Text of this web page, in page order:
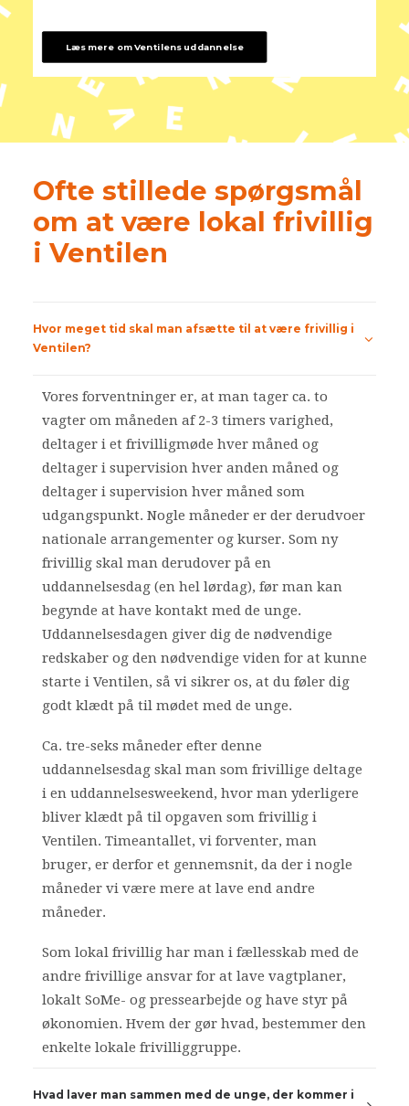
Læs mere om Ventilens uddannelse
Ofte stillede spørgsmål
om at være lokal frivillig
i Ventilen
Hvor meget tid skal man afsætte til at være frivillig i
Ventilen?
Vores forventninger er, at man tager ca. to
vagter om måneden af 2-3 timers varighed,
deltager i et frivilligmøde hver måned og
deltager i supervision hver anden måned og
deltager i supervision hver måned som
udgangspunkt. Nogle måneder er der derudvoer
nationale arrangementer og kurser. Som ny
frivillig skal man derudover på en
uddannelsesdag (en hel lørdag), før man kan
begynde at have kontakt med de unge.
Uddannelsesdagen giver dig de nødvendige
redskaber og den nødvendige viden for at kunne
starte i Ventilen, så vi sikrer os, at du føler dig
godt klædt på til mødet med de unge.
Ca. tre-seks måneder efter denne
uddannelsesdag skal man som frivillige deltage
i en uddannelsesweekend, hvor man yderligere
bliver klædt på til opgaven som frivillig i
Ventilen. Timeantallet, vi forventer, man
bruger, er derfor et gennemsnit, da der i nogle
måneder vi være mere at lave end andre
måneder.
Som lokal frivillig har man i fællesskab med de
andre frivillige ansvar for at lave vagtplaner,
lokalt SoMe- og pressearbejde og have styr på
økonomien. Hvem der gør hvad, bestemmer den
enkelte lokale frivilliggruppe.
Hvad laver man sammen med de unge, der kommer i